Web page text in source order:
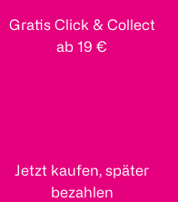
Gratis Click & Collect
ab 19 €
Jetzt kaufen, später
bezahlen